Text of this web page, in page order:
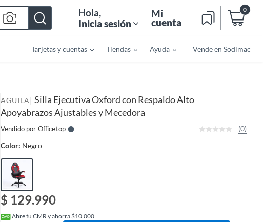
Hola,
Inicia sesión
Mi
cuenta
0
Tarjetas y cuentas Tiendas Ayuda Vende en Sodimac
AGUILA | Silla Ejecutiva Oxford con Respaldo Alto
Apoyabrazos Ajustables y Mecedora
Vendido por OfficetopS
l
l
e
r
(0)
Color: Negro
$ 129.990
Abre tu CMR y ahorra $10.000